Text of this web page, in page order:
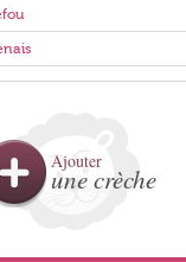
Ajouter
une crèche